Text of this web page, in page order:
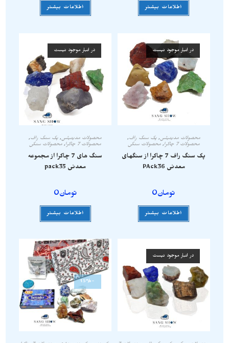
اطلاعات بیشتر اطلاعات بیشتر
در انبار موجود نیست
محصولات مدیتیشن,پک سنگ راف,
محصولات 7 چاکرا
,محصولات سنگی
پک سنگ راف 7 چاکرا از سنگهای
معدنی PAck36
تومان0
اطلاعات بیشتر
در انبار موجود نیست
محصولات مدیتیشن, پک سنگ راف,
محصولات 7 چاکرا
, محصولات سنگی
سنگ های 7 چاکرا از مجموعه
معدنی pack35
تومان0
اطلاعات بیشتر
در انبار موجود نیست
-15%